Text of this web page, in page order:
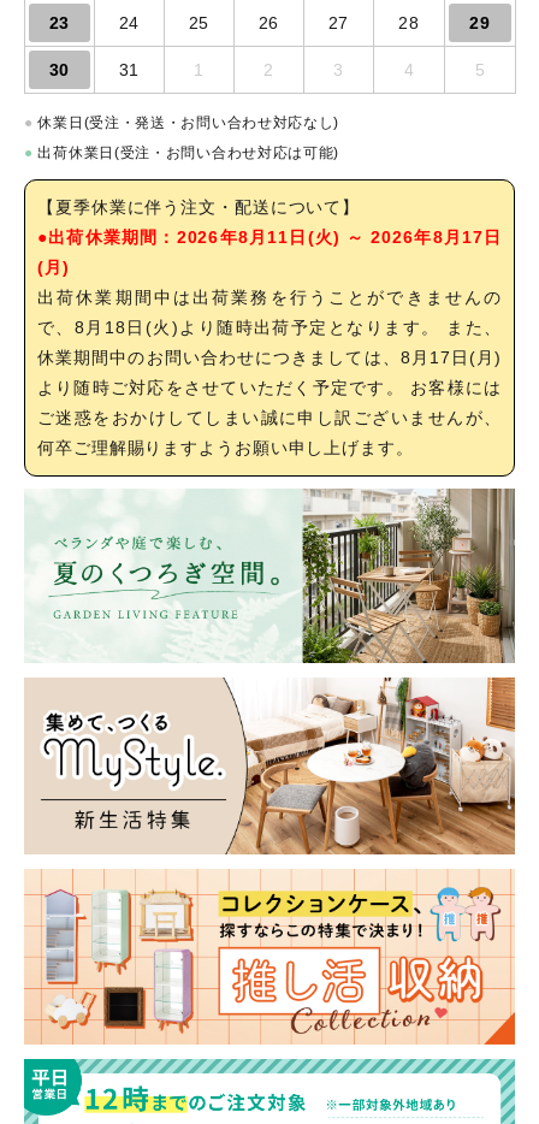
23 24 25 26 27 28 29
30 31 1 2 3 4 5
● 休業日(受注・発送・お問い合わせ対応なし)
● 出荷休業日(受注・お問い合わせ対応は可能)
【夏季休業に伴う注文・配送について】
●出荷休業期間：2026年8月11日(火) ～ 2026年8月17日
(月)
出荷休業期間中は出荷業務を行うことができませんの
で、8月18日(火)より随時出荷予定となります。 また、
休業期間中のお問い合わせにつきましては、8月17日(月)
より随時ご対応をさせていただく予定です。 お客様には
ご迷惑をおかけしてしまい誠に申し訳ございませんが、
何卒ご理解賜りますようお願い申し上げます。